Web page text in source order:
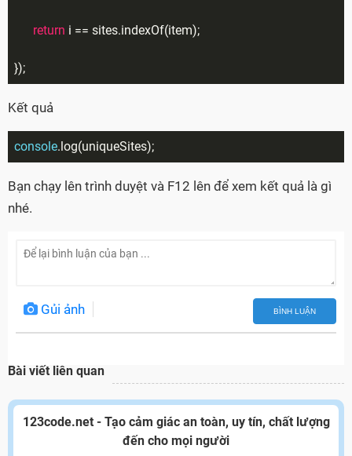
return i == sites.indexOf(item);
});
Kết quả
console.log(uniqueSites);
Bạn chạy lên trình duyệt và F12 lên để xem kết quả là gì
nhé.
Gủi ảnh BÌNH LUẬN
Bài viết liên quan
123code.net - Tạo cảm giác an toàn, uy tín, chất lượng
đến cho mọi người